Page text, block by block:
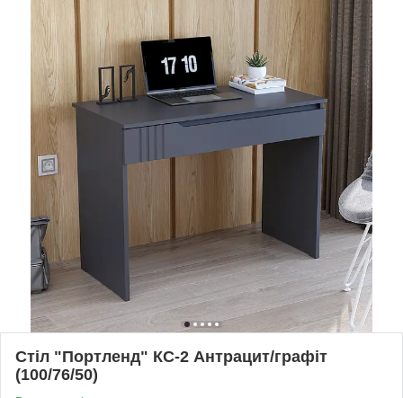
Стіл "Портленд" КС-2 Антрацит/графіт
(100/76/50)